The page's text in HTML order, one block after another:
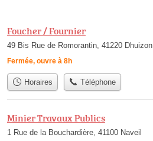
Foucher / Fournier
49 Bis Rue de Romorantin, 41220 Dhuizon
Fermée, ouvre à 8h
Horaires Téléphone
Minier Travaux Publics
1 Rue de la Bouchardière, 41100 Naveil